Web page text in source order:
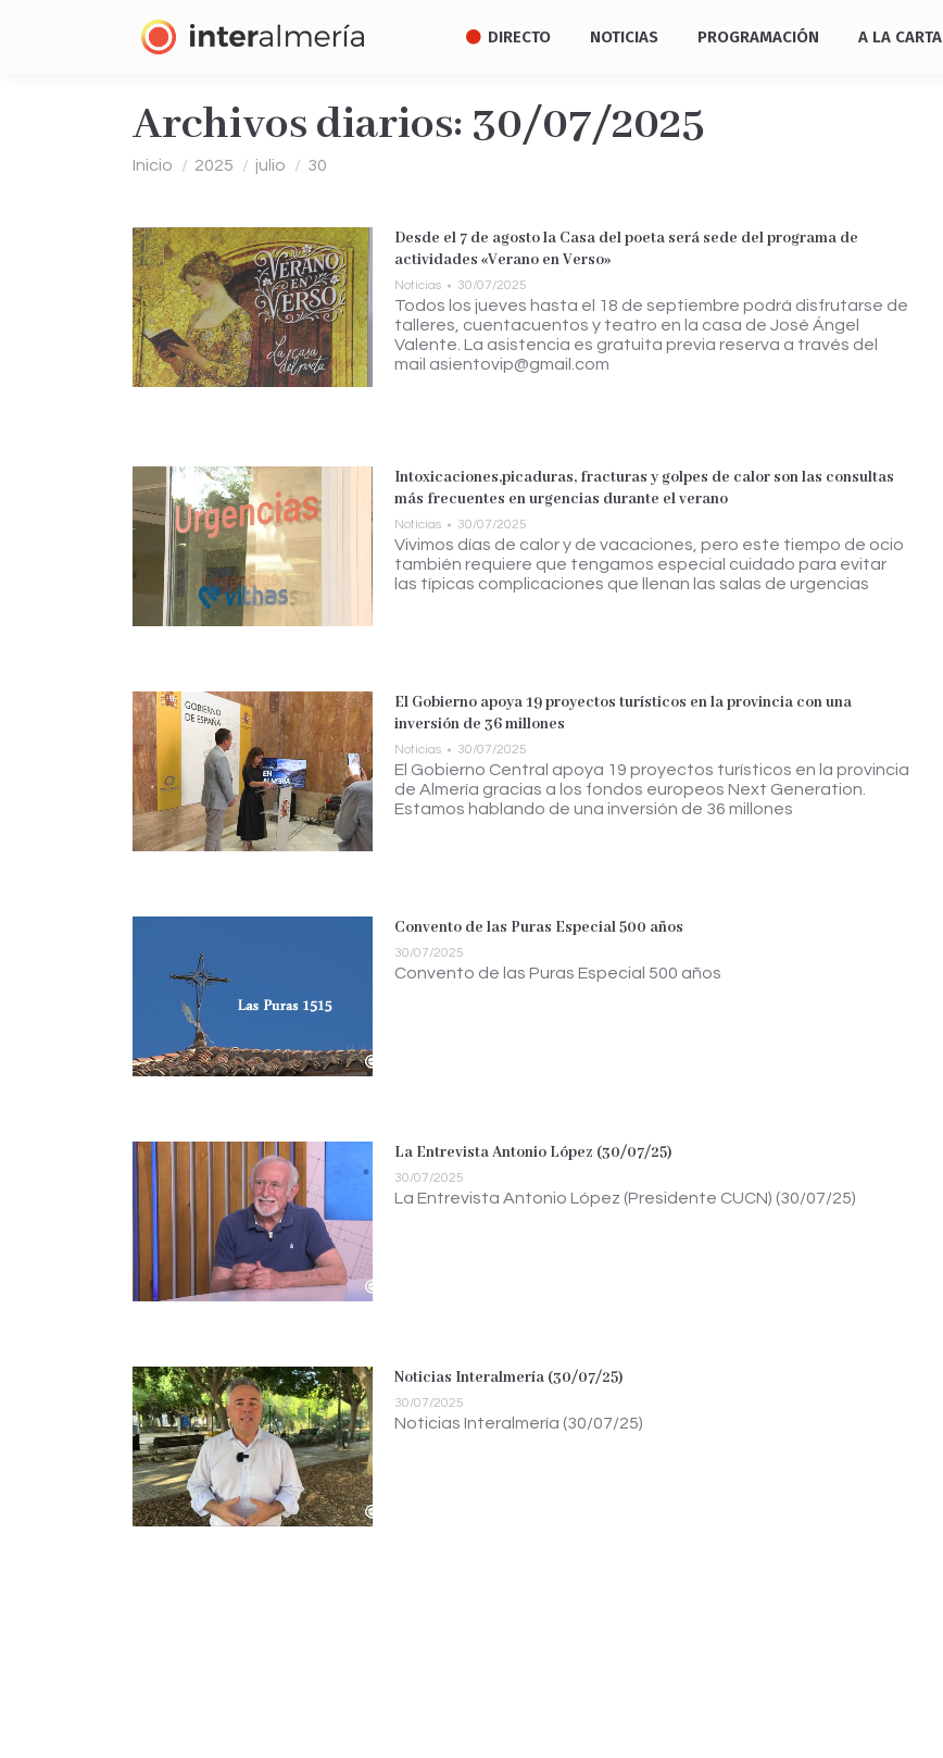
DIRECTO NOTICIAS PROGRAMACIÓN A LA CARTA
Archivos diarios: 30/07/2025
Estás aquí:
Inicio 2025 julio 30
Desde el 7 de agosto la Casa del poeta será sede del programa de
actividades «Verano en Verso»
Noticias 30/07/2025
Todos los jueves hasta el 18 de septiembre podrá disfrutarse de
talleres, cuentacuentos y teatro en la casa de José Ángel
Valente. La asistencia es gratuita previa reserva a través del
mail asientovip@gmail.com
Intoxicaciones,picaduras, fracturas y golpes de calor son las consultas
más frecuentes en urgencias durante el verano
Noticias 30/07/2025
Vivimos días de calor y de vacaciones, pero este tiempo de ocio
también requiere que tengamos especial cuidado para evitar
las típicas complicaciones que llenan las salas de urgencias
El Gobierno apoya 19 proyectos turísticos en la provincia con una
inversión de 36 millones
Noticias 30/07/2025
El Gobierno Central apoya 19 proyectos turísticos en la provincia
de Almería gracias a los fondos europeos Next Generation.
Estamos hablando de una inversión de 36 millones
Convento de las Puras Especial 500 años
30/07/2025
Convento de las Puras Especial 500 años
La Entrevista Antonio López (30/07/25)
30/07/2025
La Entrevista Antonio López (Presidente CUCN) (30/07/25)
Noticias Interalmería (30/07/25)
30/07/2025
Noticias Interalmería (30/07/25)